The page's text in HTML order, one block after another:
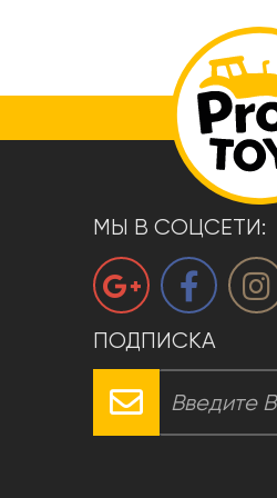
МЫ В СОЦСЕТИ:
ПОДПИСКА